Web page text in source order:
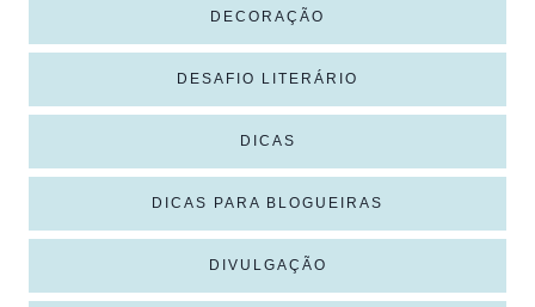
DECORAÇÃO
DESAFIO LITERÁRIO
DICAS
DICAS PARA BLOGUEIRAS
DIVULGAÇÃO